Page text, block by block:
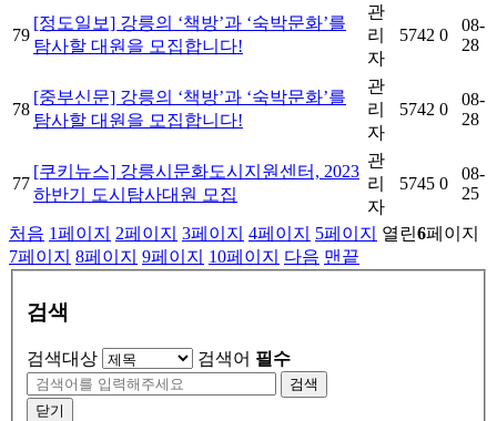
79
[정도일보] 강릉의 ‘책방’과 ‘숙박문화’를
탐사할 대원을 모집합니다!
관
리
자
5742 0
08-
28
78
[중부신문] 강릉의 ‘책방’과 ‘숙박문화’를
탐사할 대원을 모집합니다!
관
리
자
5742 0
08-
28
77
[쿠키뉴스] 강릉시문화도시지원센터, 2023
하반기 도시탐사대원 모집
관
리
자
5745 0
08-
25
처음 1페이지 2페이지 3페이지 4페이지 5페이지 열린6페이지
7페이지 8페이지 9페이지 10페이지 다음 맨끝
검색
검색대상 검색어 필수
검색
닫기